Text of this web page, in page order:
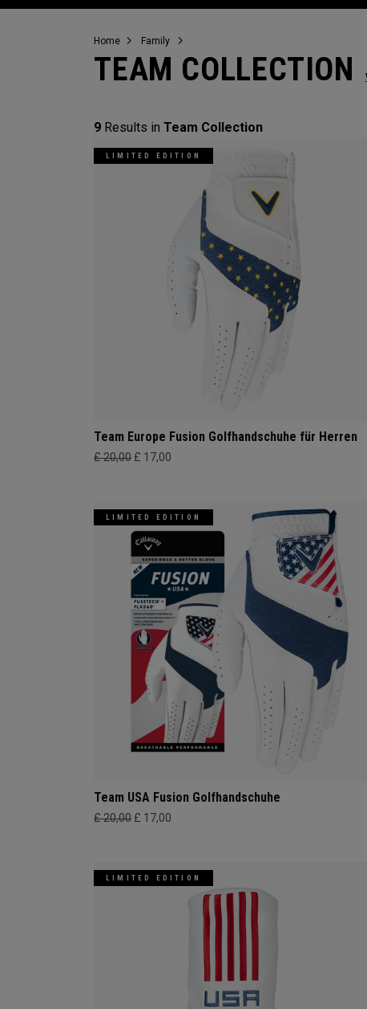
Home Family
TEAM COLLECTION
9 Results in Team Collection
LIMITED EDITION
Team Europe Fusion Golfhandschuhe für Herren
£ 20,00 £ 17,00
LIMITED EDITION
Team USA Fusion Golfhandschuhe
£ 20,00 £ 17,00
LIMITED EDITION